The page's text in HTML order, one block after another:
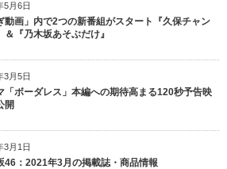
5月6日
動画」内で2つの新番組がスタート『久保チャン
＆『乃木坂あそぶだけ』
3月5日
「ボーダレス」本編への期待高まる120秒予告映
開
3月1日
46：2021年3月の掲載誌・商品情報